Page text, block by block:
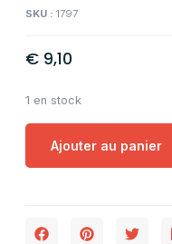
SKU : 1797
€ 9,10
1 en stock
Ajouter au panier